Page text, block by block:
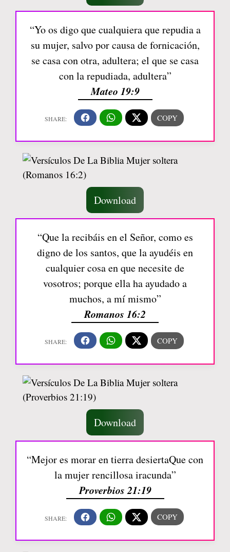
“Yo os digo que cualquiera que repudia a
su mujer, salvo por causa de fornicación,
se casa con otra, adultera; el que se casa
con la repudiada, adultera”
Mateo 19:9
Download
“Que la recibáis en el Señor, como es
digno de los santos, que la ayudéis en
cualquier cosa en que necesite de
vosotros; porque ella ha ayudado a
muchos, a mí mismo”
Romanos 16:2
Download
“Mejor es morar en tierra desiertaQue con
la mujer rencillosa iracunda”
Proverbios 21:19